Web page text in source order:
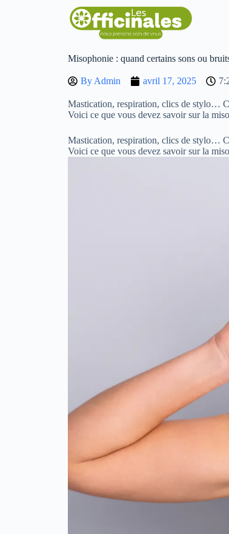
Misophonie : quand certains sons ou
By Admin avril 17, 2025
Mastication, respiration, clics de stylo…
Voici ce que vous devez savoir sur la
Mastication, respiration, clics de stylo…
Voici ce que vous devez savoir sur la